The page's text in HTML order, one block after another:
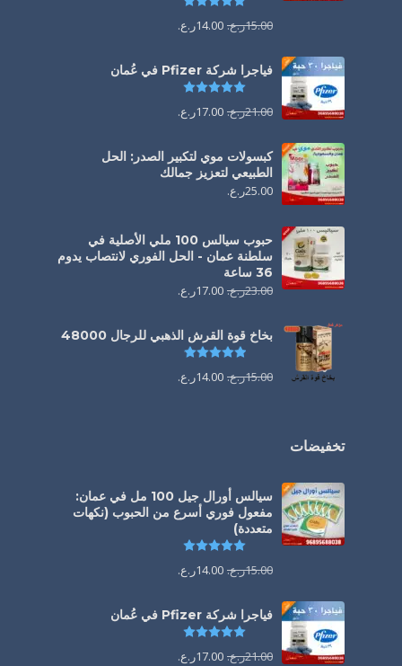
15.00ر.ع. 14.00ر.ع.
فياجرا شركة Pfizer في عُمان
21.00ر.ع. 17.00ر.ع.
كبسولات موي لتكبير الصدر: الحل
الطبيعي لتعزيز جمالك
25.00ر.ع.
حبوب سيالس 100 ملي الأصلية في
سلطنة عمان - الحل الفوري لانتصاب يدوم
36 ساعة
23.00ر.ع. 17.00ر.ع.
بخاخ قوة القرش الذهبي للرجال 48000
تم التقييم
15.00ر.ع. 14.00ر.ع.
تخفيضات
سيالس أورال جيل 100 مل في عمان:
مفعول فوري أسرع من الحبوب (نكهات
متعددة)
15.00ر.ع. 14.00ر.ع.
فياجرا شركة Pfizer في عُمان
21.00ر.ع. 17.00ر.ع.